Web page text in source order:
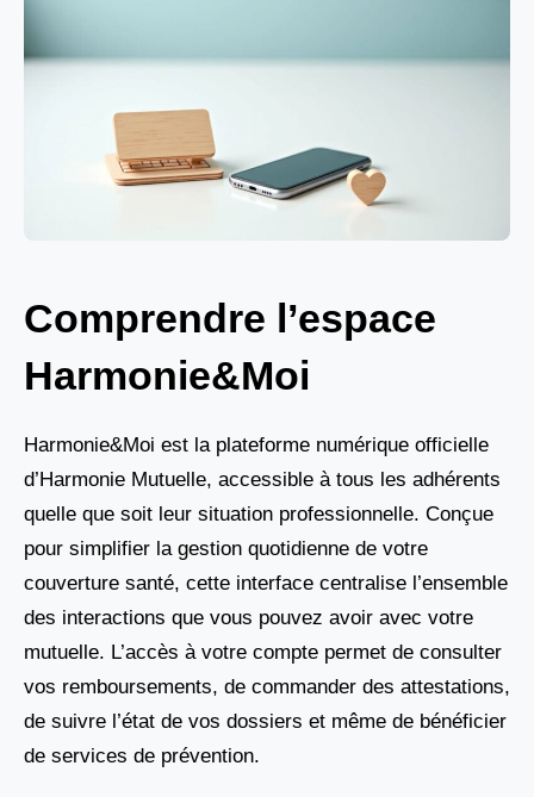
Comprendre l’espace
Harmonie&Moi
Harmonie&Moi est la plateforme numérique officielle
d’Harmonie Mutuelle, accessible à tous les adhérents
quelle que soit leur situation professionnelle. Conçue
pour simplifier la gestion quotidienne de votre
couverture santé, cette interface centralise l’ensemble
des interactions que vous pouvez avoir avec votre
mutuelle. L’accès à votre compte permet de consulter
vos remboursements, de commander des attestations,
de suivre l’état de vos dossiers et même de bénéficier
de services de prévention.